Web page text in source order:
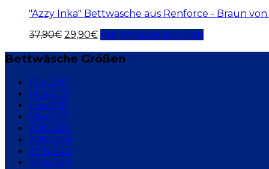
"Azzy Inka" Bettwäsche aus Renforce - Braun
37,90€ 29,90€ Auf Amazon ansehen
Bettwäsche Größen
135x200
140x200
155x200
155x220
200x200
200x220
220x240
240x220